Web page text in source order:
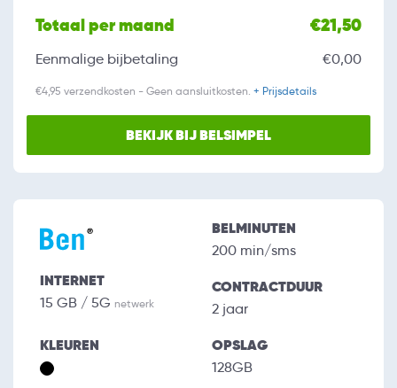
Totaal per maand €21,50
Eenmalige bijbetaling €0,00
€4,95 verzendkosten - Geen aansluitkosten. + Prijsdetails
BEKIJK BIJ BELSIMPEL
INTERNET
15 GB / 5G netwerk
BELMINUTEN
200 min/sms
CONTRACTDUUR
2 jaar
KLEUREN OPSLAG
128GB